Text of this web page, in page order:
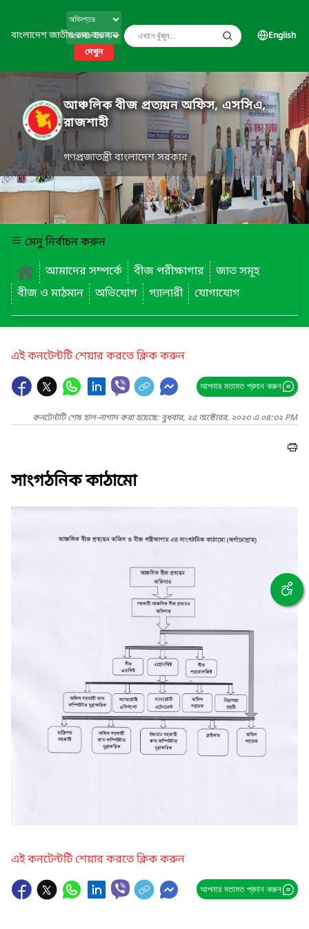
বাংলাদেশ জাতীয় তথ্য বাতায়ন
দেখুন
English
আঞ্চলিক বীজ প্রত্যয়ন অফিস, এসসিএ,
রাজশাহী
গণপ্রজাতন্ত্রী বাংলাদেশ সরকার
মেনু নির্বাচন করুন
আমাদের সম্পর্কে
বীজ পরীক্ষাগার
জাত সমূহ
বীজ ও মাঠমান
অভিযোগ গ্যালারী যোগাযোগ
এই কনটেন্টটি শেয়ার করতে ক্লিক করুন
আপনার মতামত প্রদান করুন
কনটেন্টটি শেষ হাল-নাগাদ করা হয়েছে: বুধবার, ২৫ অক্টোবর, ২০২৩ এ ০৪:৩২ PM
সাংগঠনিক কাঠামো
এই কনটেন্টটি শেয়ার করতে ক্লিক করুন
আপনার মতামত প্রদান করুন